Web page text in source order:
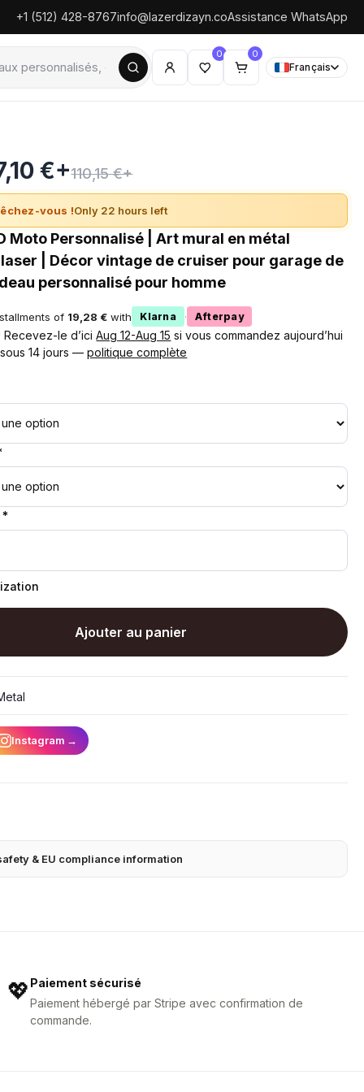
+1 (512) 428-8767info@lazerdizayn.coAssistance WhatsApp
0 0
Français
€+110,15 €+
vous !Only 22 hours left
Moto Personnalisé | Art mural en métal
| Décor vintage de cruiser pour garage de
personnalisé pour homme
of 19,28 € with Klarna · Afterpay
Recevez-le d’iciAug 12-Aug 15 si vous commandez aujourd’hui
14 jours —politique complète
Ajouter au panier
Instagram →
& EU compliance information
💖Paiement sécurisé
Paiement hébergé par Stripe avec confirmation de
commande.